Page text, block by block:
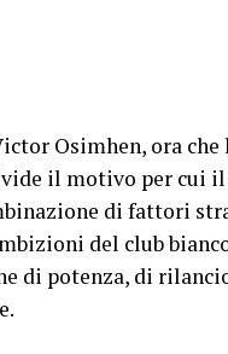
Osimhen, ora che
il motivo per cui
di fattori
del club
di potenza, di